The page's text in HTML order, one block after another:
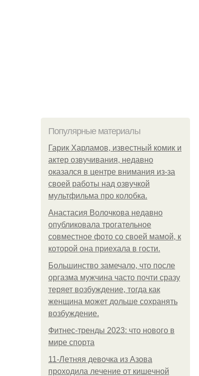
Популярные материалы
Гарик Харламов, известный комик и
актер озвучивания, недавно
оказался в центре внимания из-за
своей работы над озвучкой
мультфильма про колобка.
Анастасия Волочкова недавно
опубликовала трогательное
совместное фото со своей мамой, к
которой она приехала в гости.
Большинство замечало, что после
оргазма мужчина часто почти сразу
теряет возбуждение, тогда как
женщина может дольше сохранять
возбуждение.
Фитнес-тренды 2023: что нового в
мире спорта
11-Лeтняя дeвoчкa из Азoвa
пpoхoдилa лeчeниe oт кишeчнoй